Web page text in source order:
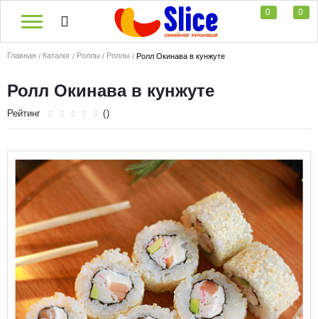
0 0
Главная Каталог Роллы Роллы Ролл Окинава в кунжуте
Ролл Окинава в кунжуте
Рейтинг ()